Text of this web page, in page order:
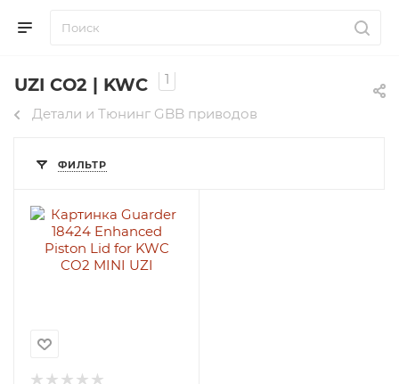
UZI CO2 | KWC 1
Детали и Тюнинг GBB приводов
ФИЛЬТР